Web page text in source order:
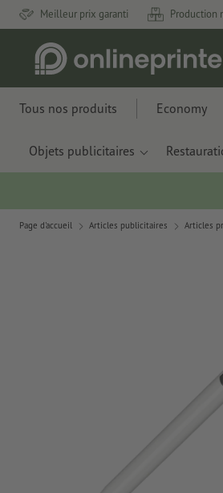
Meilleur prix garanti Production
Tous nos produits Economy
Objets publicitaires
Page d'accueil Articles publicitaires Articles